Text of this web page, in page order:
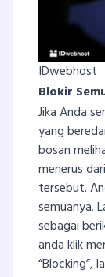
IDwebhost
Blokir
Jika Anda
yang
bosan
menerus
tersebut.
semuanya.
sebagai
anda klik
“Blocking”,